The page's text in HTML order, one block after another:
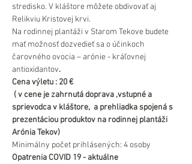
stredisko. V kláštore môžete obdivovať aj
Relikviu Kristovej krvi.
Na rodinnej plantáži v Starom Tekove budete
mať možnosť dozvedieť sa o účinkoch
čarovného ovocia – arónie - kráľovnej
antioxidantov.
Cena výletu : 20 €
( v cene je zahrnutá doprava ,vstupné a
sprievodca v kláštore,  a prehliadka spojená s
prezentáciou produktov na rodinnej plantáži
Arónia Tekov)
Minimálny počet prihlásených: 4 osoby
Opatrenia COVID 19 - aktuálne